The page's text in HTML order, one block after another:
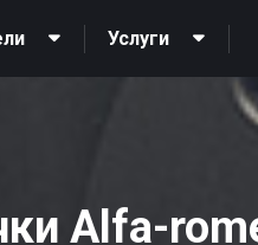
Услуги
Alfa-